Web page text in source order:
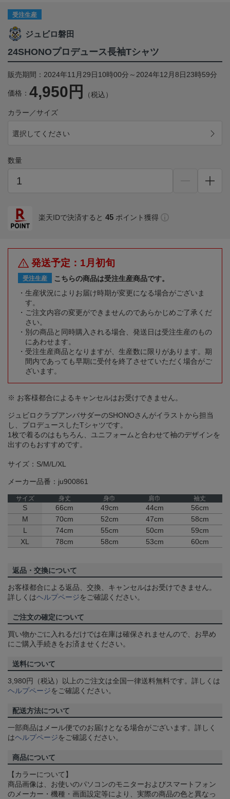
受注生産
ジュビロ磐田
24SHONOプロデュース長袖Tシャツ
販売期間：2024年11月29日10時00分～2024年12月8日23時59分
価格： 4,950円 （税込）
カラー／サイズ
選択してください
数量
楽天IDで決済すると 45 ポイント獲得
発送予定：1月初旬
受注生産
こちらの商品は受注生産商品です。
生産状況によりお届け時期が変更になる場合がございま
す。
ご注文内容の変更ができませんのであらかじめご了承くだ
さい。
別の商品と同時購入される場合、発送日は受注生産のもの
にあわせます。
受注生産商品となりますが、生産数に限りがあります。期
間内であっても早期に受付を終了させていただく場合がご
ざいます。
※ お客様都合によるキャンセルはお受けできません。
ジュビロクラブアンバサダーのSHONOさんがイラストから担当
し、プロデュースしたTシャツです。
1枚で着るのはもちろん、ユニフォームと合わせて袖のデザインを
出すのもおすすめです。
サイズ：S/M/L/XL
メーカー品番：ju900861
サイズ 身丈 身巾 肩巾 袖丈
S 66cm 49cm 44cm
56cm
M
70cm 52cm 47cm
58cm
L
74cm 55cm 50cm
59cm
XL
78cm 58cm 53cm 60cm
返品・交換について
お客様都合による返品、交換、キャンセルはお受けできません。
詳しくはヘルプページをご確認ください。
ご注文の確定について
買い物かごに入れるだけでは在庫は確保されませんので、お早め
にご購入手続きをお済ませください。
送料について
3,980円（税込）以上のご注文は全国一律送料無料です。詳しくは
ヘルプページをご確認ください。
配送方法について
一部商品はメール便でのお届けとなる場合がございます。詳しく
はヘルプページをご確認ください。
商品について
【カラーについて】
商品画像は、お使いのパソコンのモニターおよびスマートフォン
のメーカー・機種・画面設定等により、実際の商品の色と異なっ